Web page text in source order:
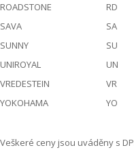
ROADSTONE
RD
SAVA
SA
SUNNY
SU
UNIROYAL
UN
VREDESTEIN
VR
YOKOHAMA
YO
Veškeré ceny jsou uváděny s